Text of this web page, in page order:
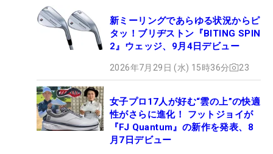
新ミーリングであらゆる状況からピ
タッ！ブリヂストン『BITING SPIN
2』ウェッジ、9月4日デビュー
2026年7月29日 (水) 15時36分 23
女子プロ17人が好む“雲の上”の快適
性がさらに進化！ フットジョイが
『FJ Quantum』の新作を発表、8
月7日デビュー